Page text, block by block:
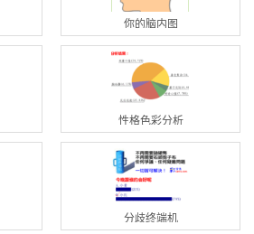
你的脑内图
性格色彩分析
分歧终端机